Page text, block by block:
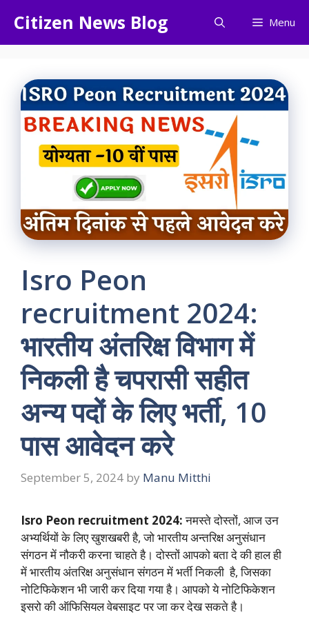
content
Citizen News Blog Menu
Isro Peon
recruitment 2024:
भारतीय अंतरिक्ष विभाग में
निकली है चपरासी सहीत
अन्य पदों के लिए भर्ती, 10
पास आवेदन करे
September 5, 2024 by Manu Mitthi
Isro Peon recruitment 2024:नमस्ते दोस्तों, आज उन
अभ्यर्थियों के लिए खुशखबरी है, जो भारतीय अन्तरिक्ष अनुसंधान
संगठन में नौकरी करना चाहते है। दोस्तों आपको बता दे की हाल ही
में भारतीय अंतरिक्ष अनुसंधान संगठन में भर्ती निकली है, जिसका
नोटिफिकेशन भी जारी कर दिया गया है। आपको ये नोटिफिकेशन
इसरो की ऑफिसियल वेबसाइट पर जा कर देख सकते है।